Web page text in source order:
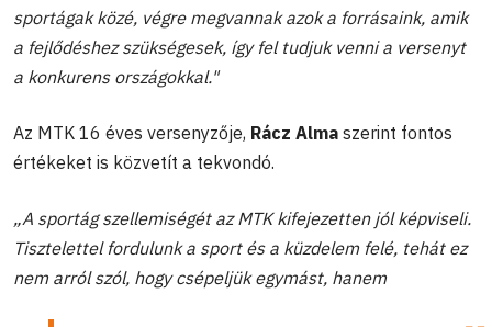
sportágak közé, végre megvannak azok a forrásaink, amik
a fejlődéshez szükségesek, így fel tudjuk venni a versenyt
a konkurens országokkal."
Az MTK 16 éves versenyzője, Rácz Alma szerint fontos
értékeket is közvetít a tekvondó.
„A sportág szellemiségét az MTK kifejezetten jól képviseli.
Tisztelettel fordulunk a sport és a küzdelem felé, tehát ez
nem arról szól, hogy csépeljük egymást, hanem